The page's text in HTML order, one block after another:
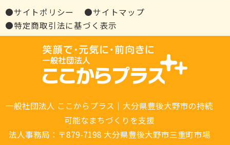
●サイトポリシー
●サイトマップ
●特定商取引法に基づく表示
一般社団法人 ここからプラス｜大分県豊後大野市の持続
可能なまちづくりを支援
法人事務局：〒879-7198 大分県豊後大野市三重町市場